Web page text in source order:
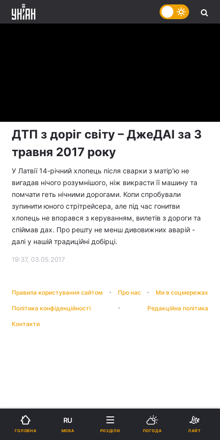
ДТП з доріг світу – ДжеДАІ за 3
травня 2017 року
У Латвії 14-річний хлопець після сварки з матір’ю не
вигадав нічого розумнішого, ніж викрасти її машину та
помчати геть нічними дорогами. Копи спробували
зупинити юного стрітрейсера, але під час гонитви
хлопець не впорався з керуванням, вилетів з дороги та
спіймав дах. Про решту не менш дивовижних аварій -
далі у нашій традиційні добірці.
19:37, 03.05.2017
Правила користування сайтом Про нас Ми в соцмережах
Політика конфіденційності Редакційна політика
Контакти
ГОЛОВНА
RU
МОВА РОЗДІЛИ ПОГОДА ЛАЙТ